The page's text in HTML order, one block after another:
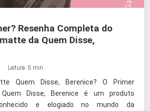
Resenha Completa do
da Quem Disse,
Leitura: 5 min
Quem Disse, Berenice? O Primer
Disse, Berenice é um produto
e elogiado no mundo da